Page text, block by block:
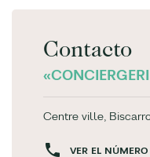
Contacto
Centre ville,
VER EL